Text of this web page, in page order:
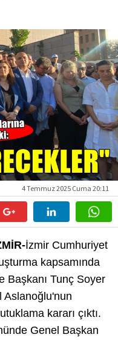
4 Temmuz 2025 Cuma 20:11
İzmir Cumhuriyet
kapsamında
Başkanı Tunç Soyer
Aslanoğlu'nun
kararı çıktı.
Genel Başkan